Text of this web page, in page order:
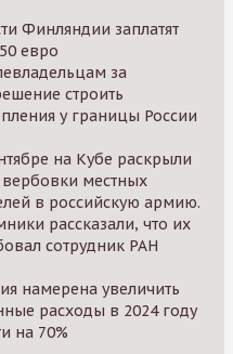
Финляндии заплатят
евро
за
строить
у границы России
на Кубе раскрыли
вербовки местных
в российскую армию.
рассказали, что их
сотрудник РАН
намерена увеличить
расходы в 2024 году
на 70%